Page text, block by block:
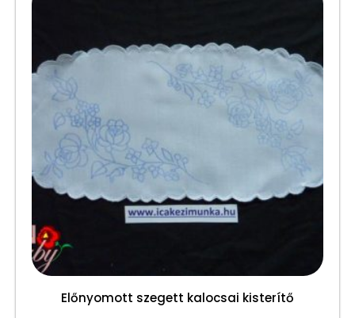
Előnyomott szegett kalocsai kisterítő